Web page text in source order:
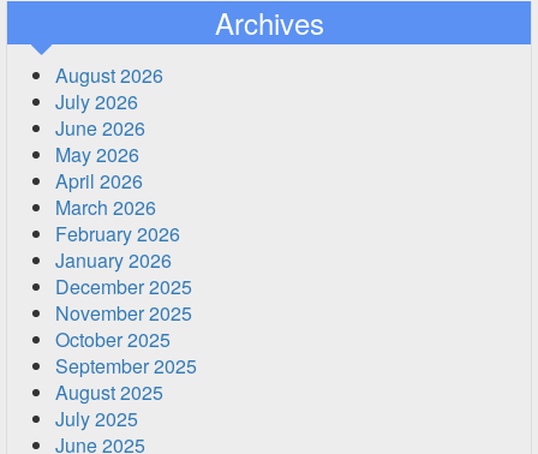
Archives
August 2026
July 2026
June 2026
May 2026
April 2026
March 2026
February 2026
January 2026
December 2025
November 2025
October 2025
September 2025
August 2025
July 2025
June 2025